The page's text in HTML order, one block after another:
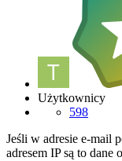
Użytkownicy
598
Jeśli w adresie e-mail
adresem IP są to dane